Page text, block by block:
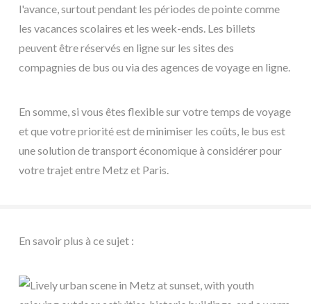
l'avance, surtout pendant les périodes de pointe comme
les vacances scolaires et les week-ends. Les billets
peuvent être réservés en ligne sur les sites des
compagnies de bus ou via des agences de voyage en ligne.
En somme, si vous êtes flexible sur votre temps de voyage
et que votre priorité est de minimiser les coûts, le bus est
une solution de transport économique à considérer pour
votre trajet entre Metz et Paris.
En savoir plus à ce sujet :